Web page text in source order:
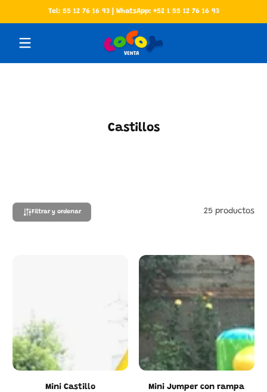
Saltar al contenido
Tel: 55 12 76 16 93 | WhatsApp: +52 1 55 12 76 16 93
Castillos
Filtrar y ordenar 25 productos
Mini Castillo Mini Jumper con rampa